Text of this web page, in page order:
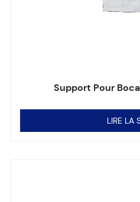
Support Pour
LIRE LA